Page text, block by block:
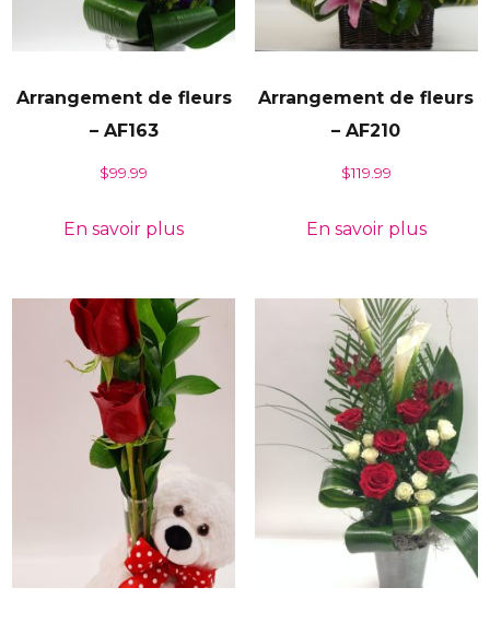
Arrangement de fleurs
– AF163
$99.99
En savoir plus
Arrangement de fleurs
– AF210
$119.99
En savoir plus